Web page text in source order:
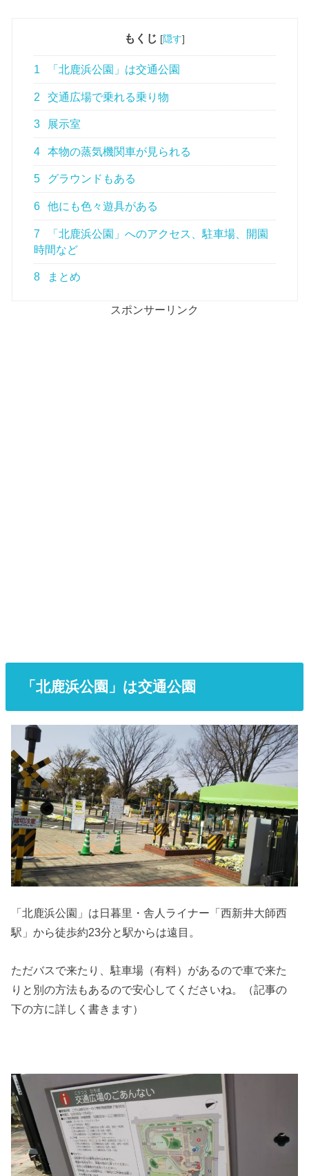
もくじ [隠す]
1 「北鹿浜公園」は交通公園
2 交通広場で乗れる乗り物
3 展示室
4 本物の蒸気機関車が見られる
5 グラウンドもある
6 他にも色々遊具がある
7
「北鹿浜公園」へのアクセス、駐車場、開園
時間など
8 まとめ
スポンサーリンク
「北鹿浜公園」は交通公園
「北鹿浜公園」は日暮里・舎人ライナー「西新井大師西
駅」から徒歩約23分と駅からは遠目。
ただバスで来たり、駐車場（有料）があるので車で来た
りと別の方法もあるので安心してくださいね。（記事の
下の方に詳しく書きます）